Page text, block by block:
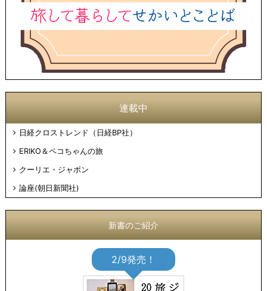
連載中
日経クロストレンド（日経BP社）
ERIKO＆ペコちゃんの旅
クーリエ・ジャポン
論座(朝日新聞社)
新書のご紹介
2/9発売！